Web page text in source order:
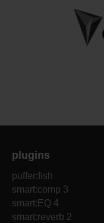
plugins
puffer:fish
smart:comp 3
smart:EQ 4
smart:reverb 2